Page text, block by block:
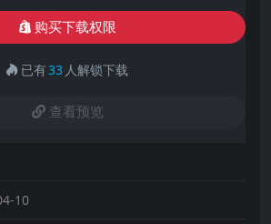
购买下载权限
已有33 人解锁下载
查看预览
10